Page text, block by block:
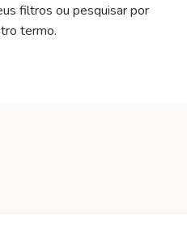
filtros ou pesquisar por
termo.